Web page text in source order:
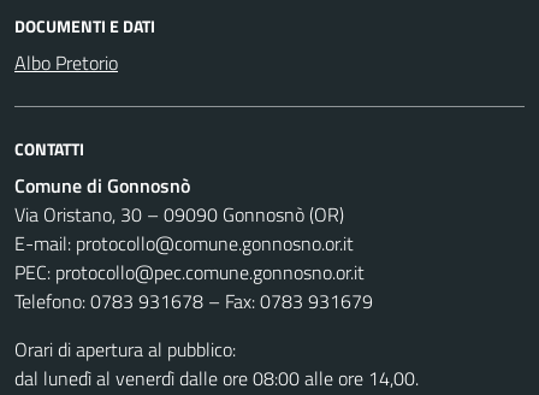
DOCUMENTI E DATI
Albo Pretorio
CONTATTI
Comune di Gonnosnò
Via Oristano, 30 – 09090 Gonnosnò (OR)
E-mail: protocollo@comune.gonnosno.or.it
PEC: protocollo@pec.comune.gonnosno.or.it
Telefono: 0783 931678 – Fax: 0783 931679
Orari di apertura al pubblico:
dal lunedì al venerdì dalle ore 08:00 alle ore 14,00.